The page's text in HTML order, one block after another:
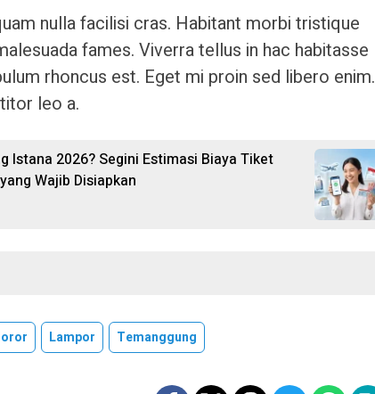
nulla facilisi cras. Habitant morbi tristique
fames. Viverra tellus in hac habitasse
rhoncus est. Eget mi proin sed libero enim.
leo a.
Istana 2026? Segini Estimasi Biaya Tiket
Wajib Disiapkan
Lampor Temanggung